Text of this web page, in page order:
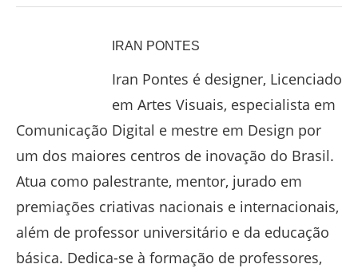
IRAN PONTES
Iran Pontes é designer, Licenciado
em Artes Visuais, especialista em
Comunicação Digital e mestre em Design por
um dos maiores centros de inovação do Brasil.
Atua como palestrante, mentor, jurado em
premiações criativas nacionais e internacionais,
além de professor universitário e da educação
básica. Dedica-se à formação de professores,